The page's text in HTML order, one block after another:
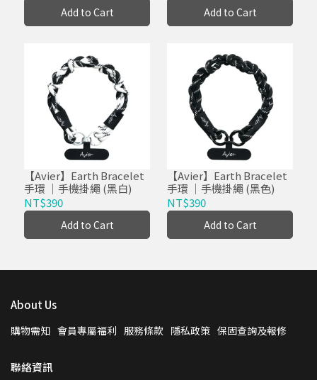
Add to Cart Add to Cart
【Avier】Earth Bracelet
手環 ｜手機掛繩 (黑白)
NT$390
Add to Cart
【Avier】Earth Bracelet
手環 ｜手機掛繩 (黑色)
NT$390
Add to Cart
About Us
購物需知 會員專屬福利 服務條款 隱私政策 保固查詢及報修
聯絡資訊